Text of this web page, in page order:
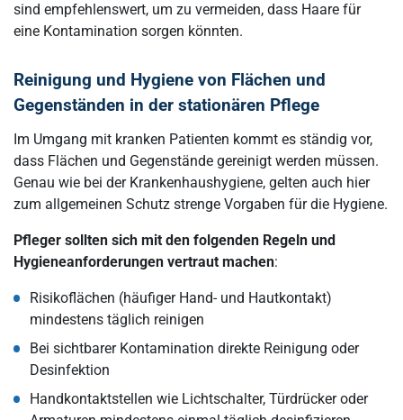
sind empfehlenswert, um zu vermeiden, dass Haare für
eine Kontamination sorgen könnten.
Reinigung und Hygiene von Flächen und
Gegenständen in der stationären Pflege
Im Umgang mit kranken Patienten kommt es ständig vor,
dass Flächen und Gegenstände gereinigt werden müssen.
Genau wie bei der Krankenhaushygiene, gelten auch hier
zum allgemeinen Schutz strenge Vorgaben für die Hygiene.
Pfleger sollten sich mit den folgenden Regeln und
Hygieneanforderungen vertraut machen:
Risikoflächen (häufiger Hand- und Hautkontakt)
mindestens täglich reinigen
Bei sichtbarer Kontamination direkte Reinigung oder
Desinfektion
Handkontaktstellen wie Lichtschalter, Türdrücker oder